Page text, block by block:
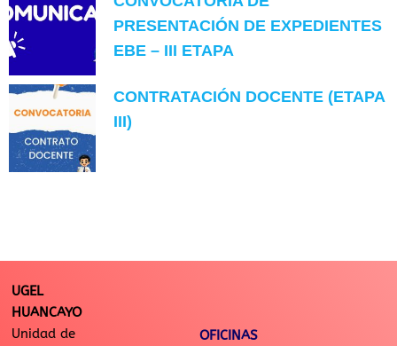
PRESENTACIÓN DE EXPEDIENTES
EBE – III ETAPA
CONTRATACIÓN DOCENTE (ETAPA
III)
UGEL
HUANCAYO
Unidad de
OFICINAS